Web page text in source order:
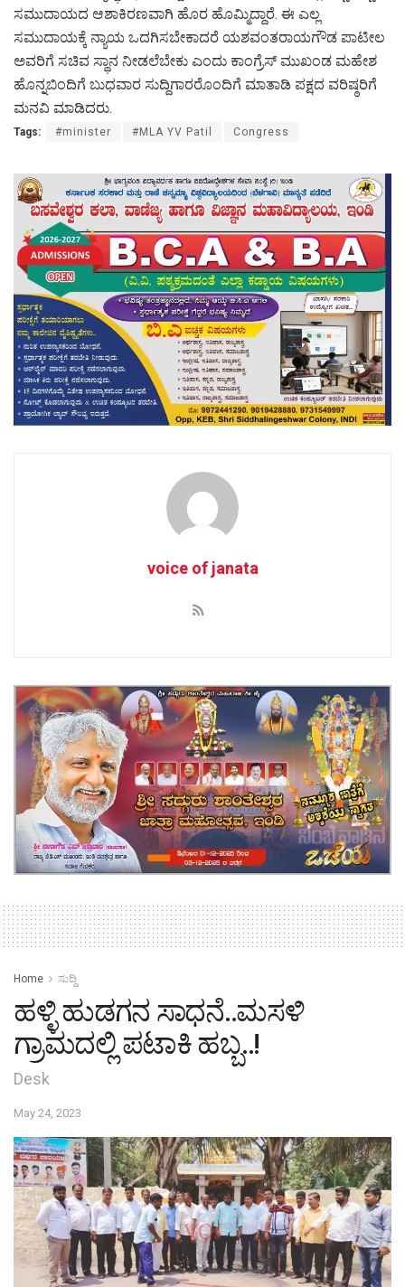
ಸಮುದಾಯದ ಆಶಾಕಿರಣವಾಗಿ ಹೊರ ಹೊಮ್ಮಿದ್ದಾರೆ. ಈ ಎಲ್ಲ
ಸಮುದಾಯಕ್ಕೆ ನ್ಯಾಯ ಒದಗಿಸಬೇಕಾದರೆ ಯಶವಂತರಾಯಗೌಡ ಪಾಟೀಲ
ಅವರಿಗೆ ಸಚಿವ ಸ್ಥಾನ ನೀಡಲೆಬೇಕು ಎಂದು ಕಾಂಗ್ರೆಸ್ ಮುಖಂಡ ಮಹೇಶ
ಹೊನ್ನಬಿಂದಿಗೆ ಬುಧವಾರ ಸುದ್ದಿಗಾರರೊಂದಿಗೆ ಮಾತಾಡಿ ಪಕ್ಷದ ವರಿಷ್ಠರಿಗೆ
ಮನವಿ ಮಾಡಿದರು.
Tags: #minister #MLA YV Patil Congress
voice of janata
Home ಸುದ್ದಿ
ಹಳ್ಳಿ ಹುಡಗನ ಸಾಧನೆ..ಮಸಳಿ
ಗ್ರಾಮದಲ್ಲಿ ಪಟಾಕಿ ಹಬ್ಬ..!
Desk
May 24, 2023